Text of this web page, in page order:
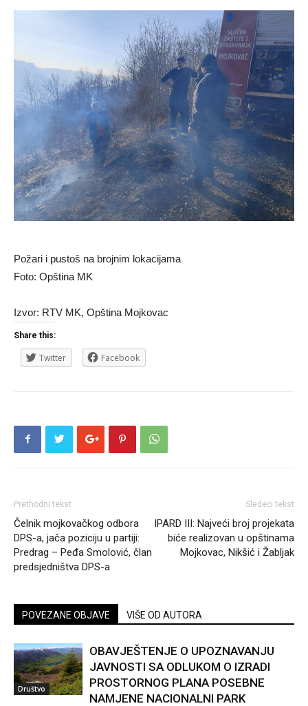
Požari i pustoš na brojnim lokacijama
Foto: Opština MK
Izvor: RTV MK, Opština Mojkovac
Share this:
Twitter Facebook
Prethodni tekst
Čelnik mojkovačkog odbora
DPS-a, jača poziciju u partiji:
Predrag – Peđa Smolović, član
predsjedništva DPS-a
Sledeći tekst
IPARD III: Najveći broj projekata
biće realizovan u opštinama
Mojkovac, Nikšić i Žabljak
POVEZANE OBJAVE VIŠE OD AUTORA
Društvo
OBAVJEŠTENJE O UPOZNAVANJU
JAVNOSTI SA ODLUKOM O IZRADI
PROSTORNOG PLANA POSEBNE
NAMJENE NACIONALNI PARK